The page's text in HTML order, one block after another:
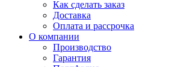
Как сделать заказ
Доставка
Оплата и рассрочка
О компании
Производство
Гарантия